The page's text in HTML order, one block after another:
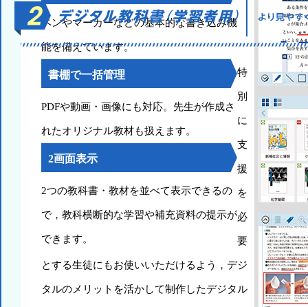
ペンやマーカーなどの基本的な書き込み機
能を備えています。
書棚で一括管理
PDFや動画・画像にも対応。先生が作成さ
れたオリジナル教材も扱えます。
2画面表示
2つの教科書・教材を並べて表示できるの
で，教科横断的な学習や補充資料の提示が
できます。
特
別
に
支
援
を
必
要
とする生徒にもお使いいただけるよう，デジ
タルのメリットを活かして制作したデジタル